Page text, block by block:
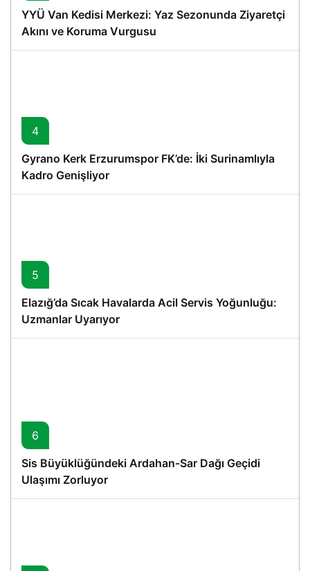
YYÜ Van Kedisi Merkezi: Yaz Sezonunda Ziyaretçi
Akını ve Koruma Vurgusu
4
Gyrano Kerk Erzurumspor FK’de: İki Surinamlıyla
Kadro Genişliyor
5
Elazığ’da Sıcak Havalarda Acil Servis Yoğunluğu:
Uzmanlar Uyarıyor
6
Sis Büyüklüğündeki Ardahan-Sar Dağı Geçidi
Ulaşımı Zorluyor